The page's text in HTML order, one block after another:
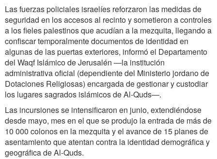
Las fuerzas policiales israelíes reforzaron las medidas de
seguridad en los accesos al recinto y sometieron a controles
a los fieles palestinos que acudían a la mezquita, llegando a
confiscar temporalmente documentos de identidad en
algunas de las puertas exteriores, informó el Departamento
del Waqf Islámico de Jerusalén —la institución
administrativa oficial (dependiente del Ministerio jordano de
Dotaciones Religiosas) encargada de gestionar y custodiar
los lugares sagrados islámicos de Al-Quds—.
Las incursiones se intensificaron en junio, extendiéndose
desde mayo, mes en el que se produjo la entrada de más de
10 000 colonos en la mezquita y el avance de 15 planes de
asentamiento que atentan contra la identidad demográfica y
geográfica de Al-Quds.